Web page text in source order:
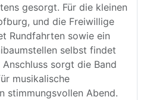
gesorgt. Für die kleinen
und die Freiwillige
Rundfahrten sowie ein
selbst findet
sorgt die Band
musikalische
stimmungsvollen Abend.